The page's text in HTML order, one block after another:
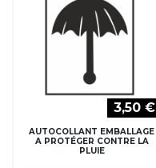
3,50 €
AUTOCOLLANT EMBALLAGE
A PROTÉGER CONTRE LA
PLUIE